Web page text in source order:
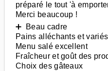
préparé le tout 'à
Merci beaucoup !
➕ Beau cadre
Pains alléchants et
Menu salé excellent
Fraîcheur et goût des
Choix des gâteaux